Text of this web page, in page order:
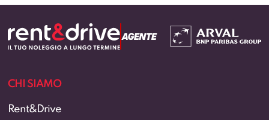
CHI SIAMO
Rent&Drive